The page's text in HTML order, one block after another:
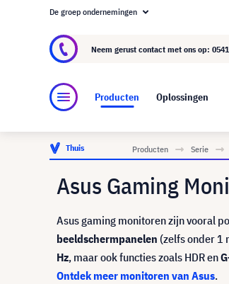
Over visunext.nl
De groep ondernemingen
Neem gerust contact met ons op:
Producten Oplossingen
Thuis Producten Serie
Asus Gaming
Asus gaming monitoren zijn vooral
beeldschermpanelen (zelfs onder 1
Hz, maar ook functies zoals HDR en
Ontdek meer monitoren van Asus.